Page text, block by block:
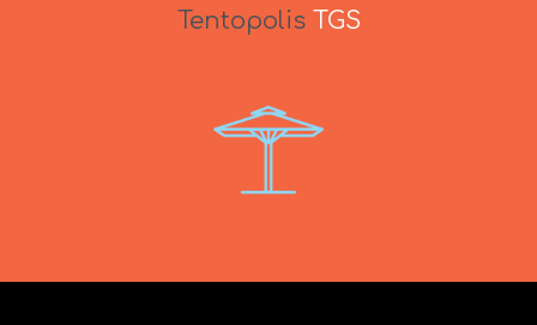
Tentopolis TGS